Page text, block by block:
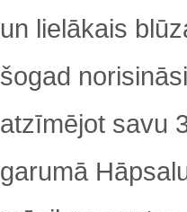
un lielākais
šogad
atzīmējot savu
garumā